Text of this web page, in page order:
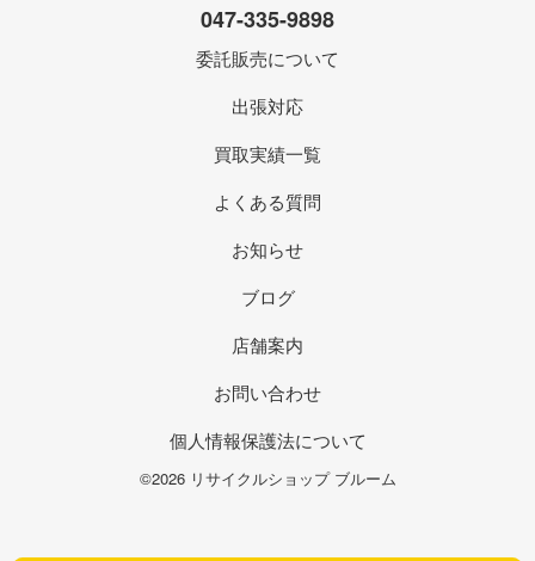
047-335-9898
委託販売について
出張対応
買取実績一覧
よくある質問
お知らせ
ブログ
店舗案内
お問い合わせ
個人情報保護法について
©2026 リサイクルショップ ブルーム